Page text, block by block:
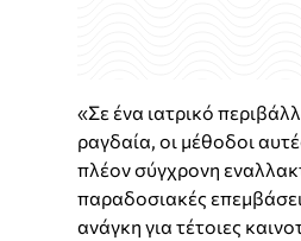
«Σε ένα ιατρικό
ραγδαία, οι μέθοδοι
πλέον σύγχρονη
παραδοσιακές
ανάγκη για τέτοιες